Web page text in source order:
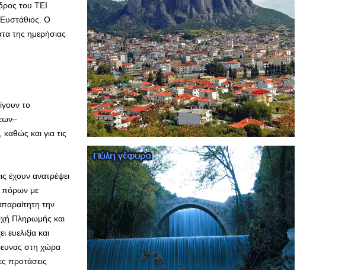
του ΤΕΙ
Ο
της ημερήσιας
το
και για τις
έχουν ανατρέψει
πόρων με
την
Πληρωμής και
και
στη χώρα
προτάσεις